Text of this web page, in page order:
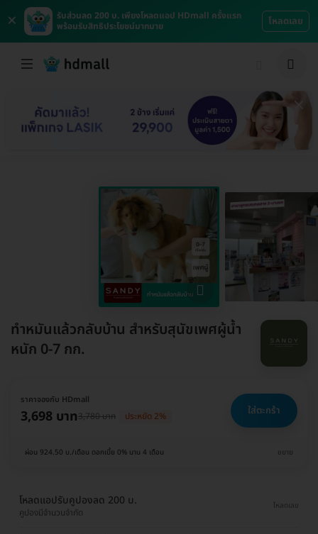
×
รับส่วนลด 200 บ. เพียงโหลดแอป HDmall ครั้งแรก
พร้อมรับสิทธิประโยชน์มากมาย
โหลดเลย
ทำหมันแล้วกลับบ้าน สำหรับสุนัขเพศผู้น้ำ
หนัก 0-7 กก.
ราคาจองกับ HDmall
3,698 บาท3,780 บาท ประหยัด 2% ใส่ตะกร้า
ผ่อน 924.50 บ./เดือน ดอกเบี้ย 0% นาน 4 เดือน ขยาย
โหลดแอปรับคูปองลด 200 บ.
คูปองมีจำนวนจำกัด
โหลดเลย